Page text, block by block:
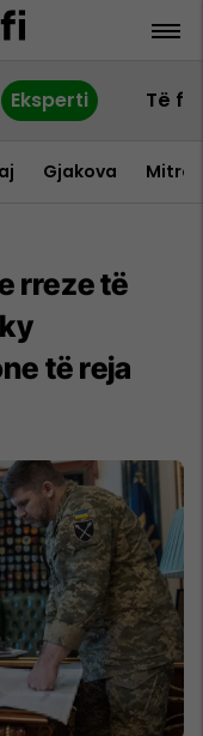
Eksperti Të
Gjakova
rreze të
të reja